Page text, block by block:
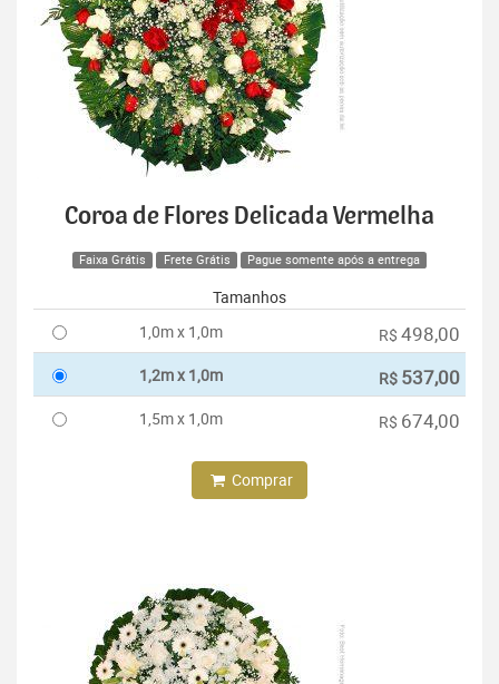
Coroa de Flores Delicada Vermelha
Faixa Grátis Frete Grátis Pague somente após a entrega
Tamanhos
1,0m x 1,0m
R$ 498,00
1,2m x 1,0m R$ 537,00
1,5m x 1,0m R$ 674,00
Comprar